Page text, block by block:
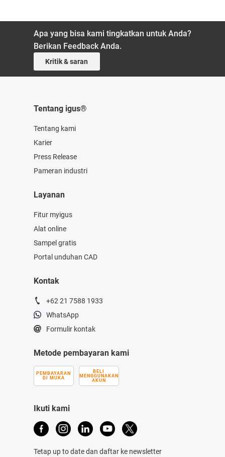
Apa yang bisa kami tingkatkan untuk Anda?
Berikan Feedback Anda.
Kritik & saran
Tentang igus®
Tentang kami
Karier
Press Release
Pameran industri
Layanan
Fitur myigus
Alat online
Sampel gratis
Portal unduhan CAD
Kontak
+62 21 7588 1933
WhatsApp
Formulir kontak
Metode pembayaran kami
PEMBAYARAN
DI MUKA
BELI
MENGGUNAKAN
AKUN
Ikuti kami
Tetap up to date dan daftar ke newsletter